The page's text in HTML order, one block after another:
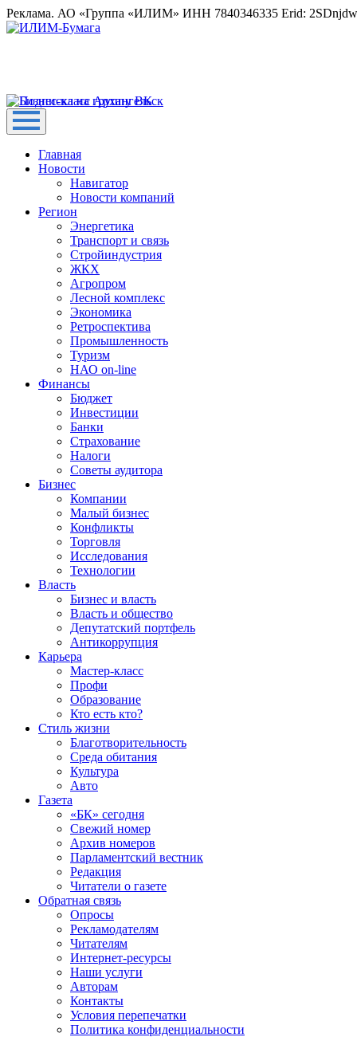
Реклама. АО «Группа «ИЛИМ» ИНН 7840346335 Erid:
Главная
Новости
Навигатор
Новости компаний
Регион
Энергетика
Транспорт и связь
Стройиндустрия
ЖКХ
Агропром
Лесной комплекс
Экономика
Ретроспектива
Промышленность
Туризм
НАО on-line
Финансы
Бюджет
Инвестиции
Банки
Страхование
Налоги
Советы аудитора
Бизнес
Компании
Малый бизнес
Конфликты
Торговля
Исследования
Технологии
Власть
Бизнес и власть
Власть и общество
Депутатский портфель
Антикоррупция
Карьера
Мастер-класс
Профи
Образование
Кто есть кто?
Стиль жизни
Благотворительность
Среда обитания
Культура
Авто
Газета
«БК» сегодня
Свежий номер
Архив номеров
Парламентский вестник
Редакция
Читатели о газете
Обратная связь
Опросы
Рекламодателям
Читателям
Интернет-ресурсы
Наши услуги
Авторам
Контакты
Условия перепечатки
Политика конфиденциальности